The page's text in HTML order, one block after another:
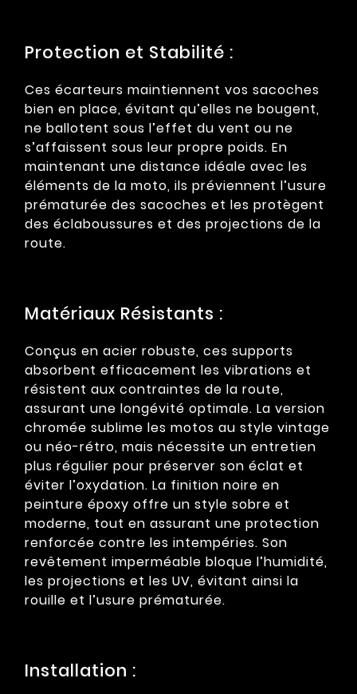
Protection et Stabilité :
Ces écarteurs maintiennent vos sacoches
bien en place, évitant qu’elles ne bougent,
ne ballotent sous l’effet du vent ou ne
s’affaissent sous leur propre poids. En
maintenant une distance idéale avec les
éléments de la moto, ils préviennent l’usure
prématurée des sacoches et les protègent
des éclaboussures et des projections de la
route.
Matériaux Résistants :
Conçus en acier robuste, ces supports
absorbent efficacement les vibrations et
résistent aux contraintes de la route,
assurant une longévité optimale. La version
chromée sublime les motos au style vintage
ou néo-rétro, mais nécessite un entretien
plus régulier pour préserver son éclat et
éviter l’oxydation. La finition noire en
peinture époxy offre un style sobre et
moderne, tout en assurant une protection
renforcée contre les intempéries. Son
revêtement imperméable bloque l’humidité,
les projections et les UV, évitant ainsi la
rouille et l’usure prématurée.
Installation :